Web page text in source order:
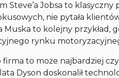
Steve’a Jobsa to klasyczny
nie pytała
Muska to kolejny
rynku
firma to może najbardziej
Dyson doskonalił